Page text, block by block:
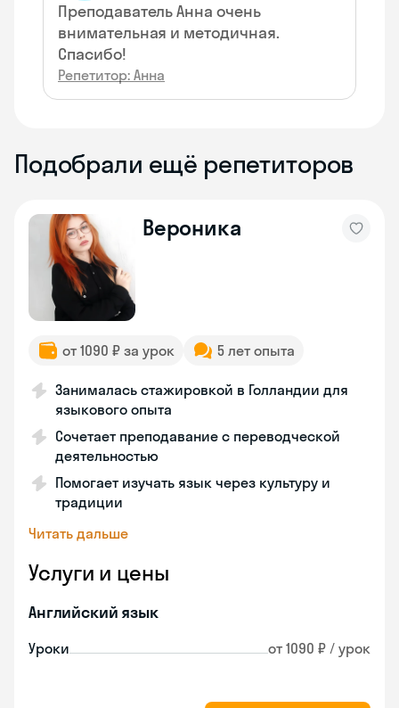
Преподаватель Анна очень
внимательная и методичная.
Спасибо!
Репетитор: Анна
Подобрали ещё репетиторов
Вероника
от 1090 ₽ за урок 5 лет опыта
Занималась стажировкой в Голландии для
языкового опыта
Сочетает преподавание с переводческой
деятельностью
Помогает изучать язык через культуру и
традиции
Читать дальше
Услуги и цены
Английский язык
Уроки от 1090 ₽ / урок